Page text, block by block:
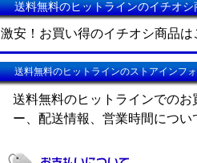
送料無料のヒットラインのイチオシ
激安！お買い得のイチオシ商品
送料無料のヒットラインのストアインフ
送料無料のヒットラインでの
ー、配送情報、営業時間につ